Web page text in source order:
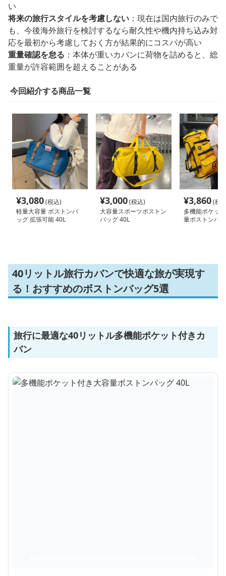
い
将来の旅行スタイルを考慮しない ：現在は国内旅行のみで
も、今後海外旅行を検討するなら耐久性や機内持ち込み対
応を最初から考慮しておく方が結果的にコスパが高い
重量確認を怠る ：本体が重いカバンに荷物を詰めると、総
重量が許容範囲を超えることがある
今回紹介する商品一覧
¥3,080(税込)
軽量大容量 ボストンバ
ッグ 拡張可能 40L
¥3,000(税込)
大容量スポーツボストン
バッグ 40L
¥3,860(税
多機能ポケッ
量ボストンバ
40リットル旅行カバンで快適な旅が実現す
る！おすすめのボストンバッグ5選
旅行に最適な40リットル多機能ポケット付きカ
バン